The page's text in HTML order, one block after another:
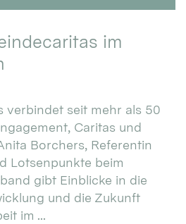
im
verbindet seit mehr als 50
Caritas und
Borchers, Referentin
Lotsenpunkte beim
gibt Einblicke in die
und die Zukunft
im ...